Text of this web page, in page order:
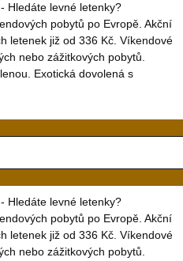
Hledáte levné letenky?
pobytů po Evropě. Akční
letenek již od 336 Kč. Víkendové
nebo zážitkových pobytů.
Exotická dovolená s
Hledáte levné letenky?
pobytů po Evropě. Akční
letenek již od 336 Kč. Víkendové
nebo zážitkových pobytů.